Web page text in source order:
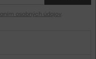
osobných údajov.